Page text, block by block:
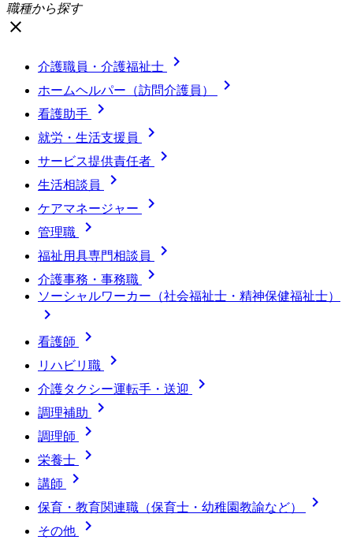
職種から探す
close
介護職員・介護福祉士 
ホームヘルパー（訪問介護員） 
看護助手 
就労・生活支援員 
サービス提供責任者 
生活相談員 
ケアマネージャー 
管理職 
福祉用具専門相談員 
介護事務・事務職 
ソーシャルワーカー（社会福祉士・精神保健福祉士）

看護師 
リハビリ職 
介護タクシー運転手・送迎 
調理補助 
調理師 
栄養士 
講師 
保育・教育関連職（保育士・幼稚園教諭など） 
その他
